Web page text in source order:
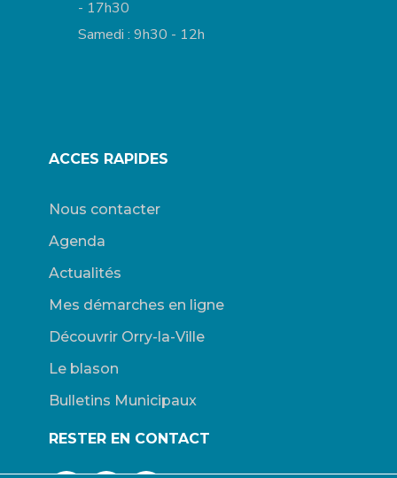
- 17h30
Samedi : 9h30 - 12h
ACCES RAPIDES
Nous contacter
Agenda
Actualités
Mes démarches en ligne
Découvrir Orry-la-Ville
Le blason
Bulletins Municipaux
RESTER EN CONTACT